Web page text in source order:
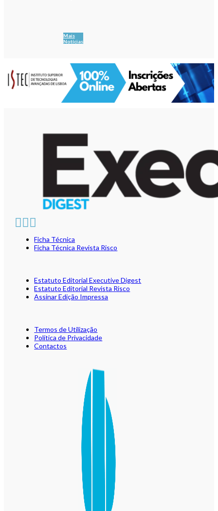
Mais
Notícias
Ficha Técnica
Ficha Técnica Revista Risco
Estatuto Editorial Executive Digest
Estatuto Editorial Revista Risco
Assinar Edição Impressa
Termos de Utilização
Política de Privacidade
Contactos